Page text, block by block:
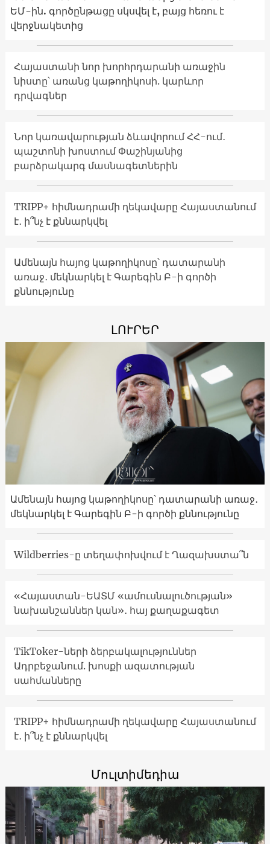
ԵՄ-ին. գործընթացը սկսվել է, բայց հեռու է
վերջնակետից
Հայաստանի նոր խորհրդարանի առաջին
նիստը՝ առանց կաթողիկոսի. կարևոր
դրվագներ
Նոր կառավարության ձևավորում ՀՀ-ում․
պաշտոնի խոստում Փաշինյանից
բարձրակարգ մասնագետներին
TRIPP+ հիմնադրամի ղեկավարը Հայաստանում
է․ ի՞նչ է քննարկվել
Ամենայն հայոց կաթողիկոսը՝ դատարանի
առաջ․ մեկնարկել է Գարեգին Բ-ի գործի
քննությունը
ԼՈՒՐԵՐ
Ամենայն հայոց կաթողիկոսը՝ դատարանի առաջ․
մեկնարկել է Գարեգին Բ-ի գործի քննությունը
Wildberries-ը տեղափոխվում է Ղազախստա՞ն
«Հայաստան-ԵԱՏՄ «ամուսնալուծության»
նախանշաններ կան»․ հայ քաղաքագետ
TikToker-ների ձերբակալություններ
Ադրբեջանում. խոսքի ազատության
սահմանները
TRIPP+ հիմնադրամի ղեկավարը Հայաստանում
է․ ի՞նչ է քննարկվել
Մուլտիմեդիա